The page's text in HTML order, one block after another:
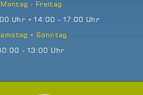
Montag - Freitag
Uhr + 14:00 - 17:00 Uhr
+ Sonntag
- 13:00 Uhr